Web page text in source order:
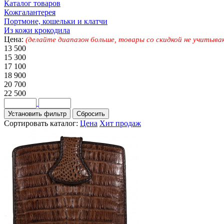
Каталог товаров
Кожгалантерея
Портмоне, кошельки и клатчи
Из кожи крокодила
Цена: (делайте диапазон больше, товары со скидкой не
13 500
15 300
17 100
18 900
20 700
22 500
Сортировать каталог: Цена Хит продаж